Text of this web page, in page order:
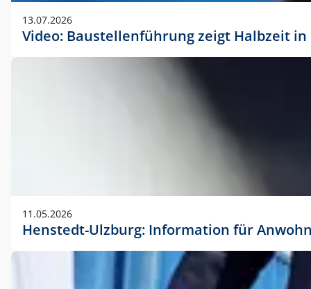
13.07.2026
Video: Baustellenführung zeigt Halbzeit
11.05.2026
Henstedt-Ulzburg: Information für